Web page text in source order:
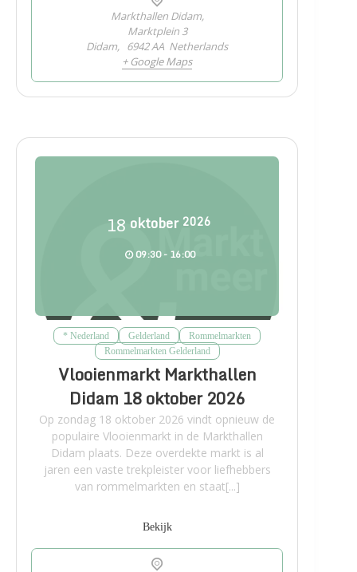
Markthallen Didam,
Marktplein 3
Didam, 6942 AA Netherlands
+ Google Maps
18 oktober 2026
09:30 - 16:00
* Nederland Gelderland
Rommelmarkten
Rommelmarkten Gelderland
Vlooienmarkt Markthallen
Didam 18 oktober 2026
Op zondag 18 oktober 2026 vindt opnieuw de
populaire Vlooienmarkt in de Markthallen
Didam plaats. Deze overdekte markt is al
jaren een vaste trekpleister voor liefhebbers
van rommelmarkten en staat[...]
Bekijk